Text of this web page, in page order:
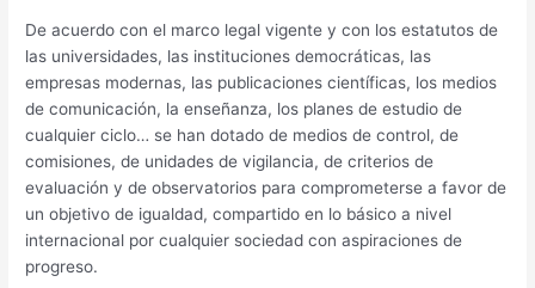
De acuerdo con el marco legal vigente y con los estatutos de
las universidades, las instituciones democráticas, las
empresas modernas, las publicaciones científicas, los medios
de comunicación, la enseñanza, los planes de estudio de
cualquier ciclo… se han dotado de medios de control, de
comisiones, de unidades de vigilancia, de criterios de
evaluación y de observatorios para comprometerse a favor de
un objetivo de igualdad, compartido en lo básico a nivel
internacional por cualquier sociedad con aspiraciones de
progreso.